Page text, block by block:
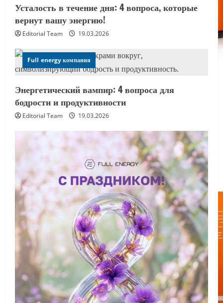
Усталость в течение дня: 4 вопроса, которые
вернут вашу энергию!
Editorial Team 19.03.2026
Full energy компания
Энергетический вампир: 4 вопроса для
бодрости и продуктивности
Editorial Team 19.03.2026